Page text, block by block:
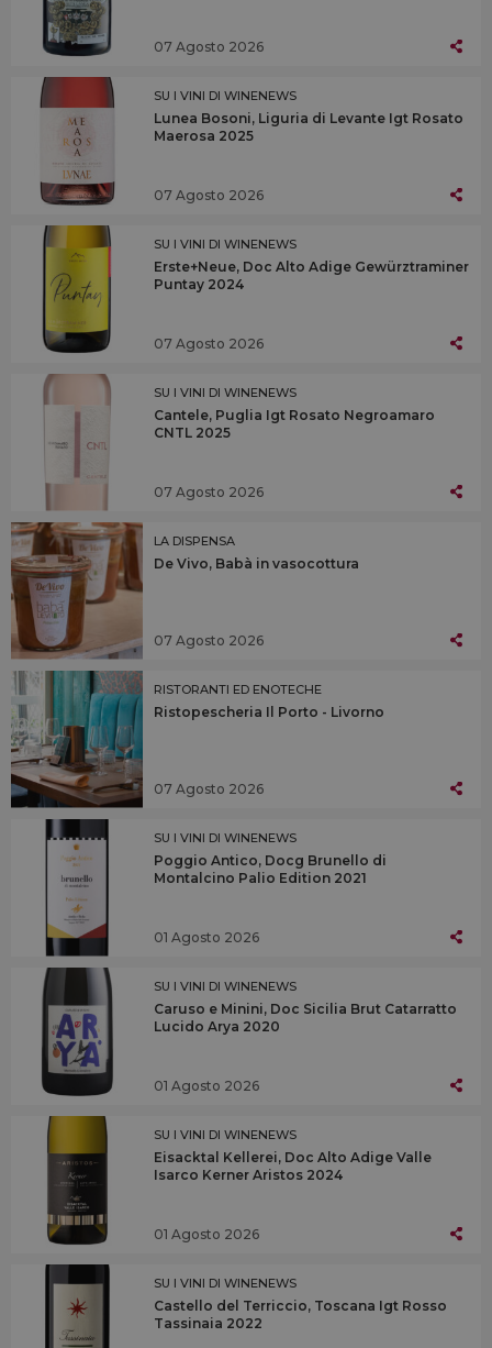
07 Agosto 2026
SU I VINI DI WINENEWS
Lunea Bosoni, Liguria di Levante Igt Rosato
Maerosa 2025
07 Agosto 2026
SU I VINI DI WINENEWS
Erste+Neue, Doc Alto Adige Gewürztraminer
Puntay 2024
07 Agosto 2026
SU I VINI DI WINENEWS
Cantele, Puglia Igt Rosato Negroamaro
CNTL 2025
07 Agosto 2026
LA DISPENSA
De Vivo, Babà in vasocottura
07 Agosto 2026
RISTORANTI ED ENOTECHE
Ristopescheria Il Porto - Livorno
07 Agosto 2026
SU I VINI DI WINENEWS
Poggio Antico, Docg Brunello di
Montalcino Palio Edition 2021
01 Agosto 2026
SU I VINI DI WINENEWS
Caruso e Minini, Doc Sicilia Brut Catarratto
Lucido Arya 2020
01 Agosto 2026
SU I VINI DI WINENEWS
Eisacktal Kellerei, Doc Alto Adige Valle
Isarco Kerner Aristos 2024
01 Agosto 2026
SU I VINI DI WINENEWS
Castello del Terriccio, Toscana Igt Rosso
Tassinaia 2022